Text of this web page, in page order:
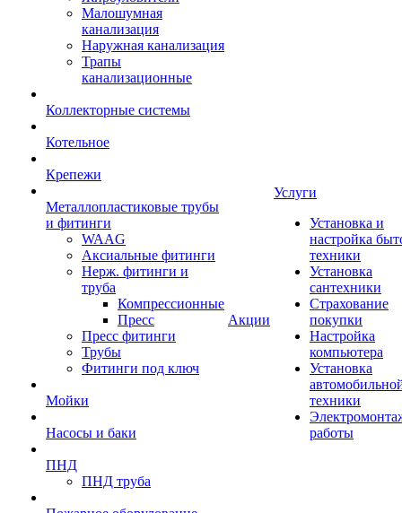
Малошумная
канализация
Наружная канализация
Трапы
канализационные
Коллекторные системы
Котельное
Крепежи
Металлопластиковые трубы
и фитинги
WAAG
Аксиальные фитинги
Нерж. фитинги и
труба
Компрессионные
Пресс
Пресс фитинги
Трубы
Фитинги под ключ
Мойки
Насосы и баки
ПНД
ПНД труба
Акции
Услуги
Установка и
настройка
техники
Установка
сантехники
Страхование
покупки
Настройка
компьютера
Установка
техники
работы